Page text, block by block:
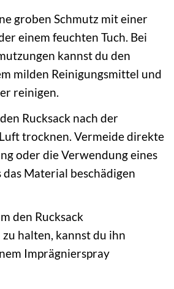
groben Schmutz mit einer
einem feuchten Tuch. Bei
kannst du den
milden Reinigungsmittel und
reinigen.
Rucksack nach der
trocknen. Vermeide direkte
oder die Verwendung eines
das Material beschädigen
den Rucksack
halten, kannst du ihn
Imprägnierspray